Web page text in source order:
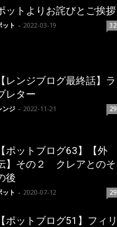
ットよりお詫びとご挨拶
ット - 2022-03-19 32
【レンジブログ最終話】ラ
レター
ンジ - 2022-11-21 29
【ポットブログ63】【外
】その２ クレアとのそ
後
ット - 2020-07-12 29
【ポットブログ51】フィリ